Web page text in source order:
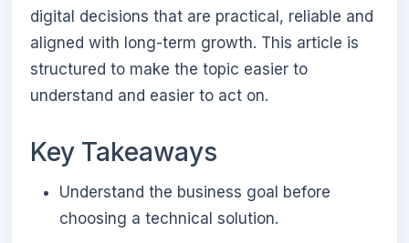
digital decisions that are practical, reliable and
aligned with long-term growth. This article is
structured to make the topic easier to
understand and easier to act on.
Key Takeaways
Understand the business goal before
choosing a technical solution.